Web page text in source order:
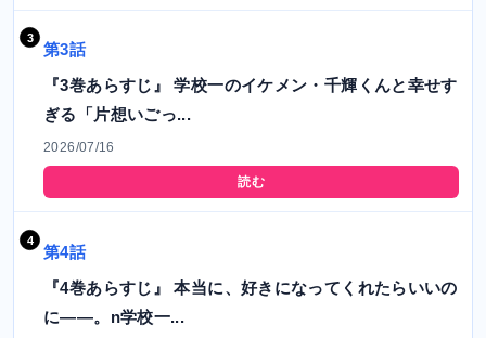
第3話
『3巻あらすじ』 学校一のイケメン・千輝くんと幸せす
ぎる「片想いごっ...
2026/07/16
読む
第4話
『4巻あらすじ』 本当に、好きになってくれたらいいの
に――。n学校一...